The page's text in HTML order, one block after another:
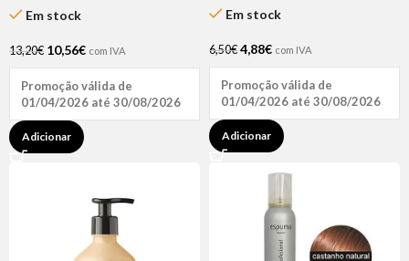
Em stock
13,20€ 10,56€ com IVA
Promoção válida de
01/04/2026 até 30/08/2026
Adicionar
Em stock
6,50€ 4,88€ com IVA
Promoção válida de
01/04/2026 até 30/08/2026
Adicionar